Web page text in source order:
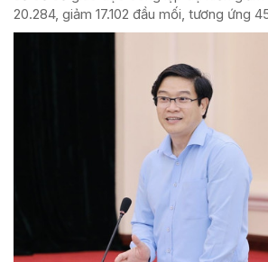
20.284, giảm 17.102 đầu mối, tương ứng